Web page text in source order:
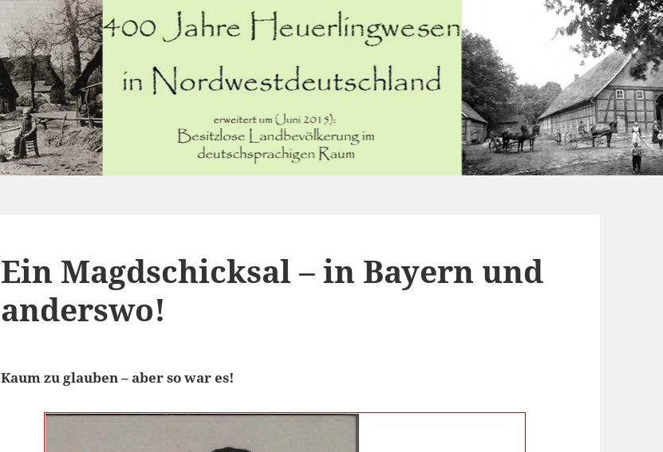
Ein Magdschicksal – in Bayern und
anderswo!
Kaum zu glauben – aber so war es!